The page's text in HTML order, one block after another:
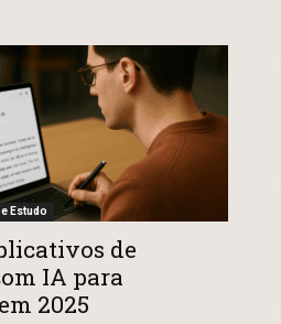
Estudo
de
IA para
2025